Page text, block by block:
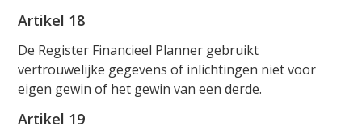
Artikel 18
De Register Financieel Planner gebruikt
vertrouwelijke gegevens of inlichtingen niet voor
eigen gewin of het gewin van een derde.
Artikel 19